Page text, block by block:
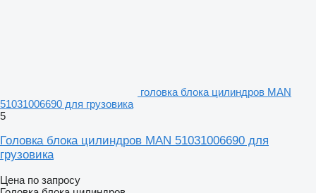
головка блока цилиндров MAN
51031006690 для грузовика
5
Головка блока цилиндров MAN 51031006690 для
грузовика
Цена по запросу